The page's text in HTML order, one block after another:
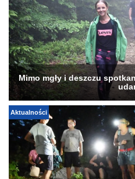
Mimo mgły i deszczu
Aktualności